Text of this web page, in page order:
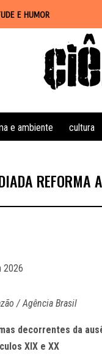
E HUMOR
e ambiente cultura
REFORMA
2026
/ Agência Brasil
decorrentes da
XIX e XX